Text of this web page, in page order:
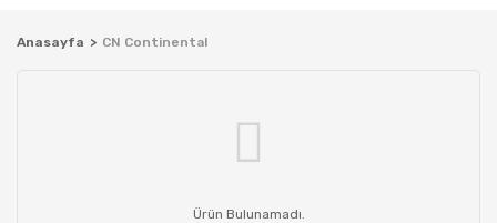
Anasayfa CN Continental
Ürün Bulunamadı.